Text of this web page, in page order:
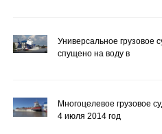
Универсальное грузовое
спущено на воду в
Многоцелевое грузовое
4 июля 2014 год